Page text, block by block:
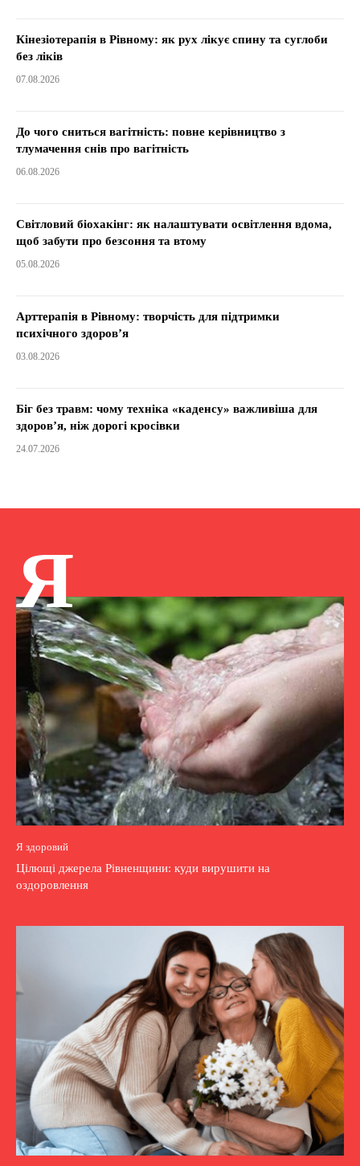
Кінезіотерапія в Рівному: як рух лікує спину та суглоби
без ліків
07.08.2026
До чого сниться вагітність: повне керівництво з
тлумачення снів про вагітність
06.08.2026
Світловий біохакінг: як налаштувати освітлення вдома,
щоб забути про безсоння та втому
05.08.2026
Арттерапія в Рівному: творчість для підтримки
психічного здоров’я
03.08.2026
Біг без травм: чому техніка «каденсу» важливіша для
здоров’я, ніж дорогі кросівки
24.07.2026
Я
Я здоровий
Цілющі джерела Рівненщини: куди вирушити на
оздоровлення